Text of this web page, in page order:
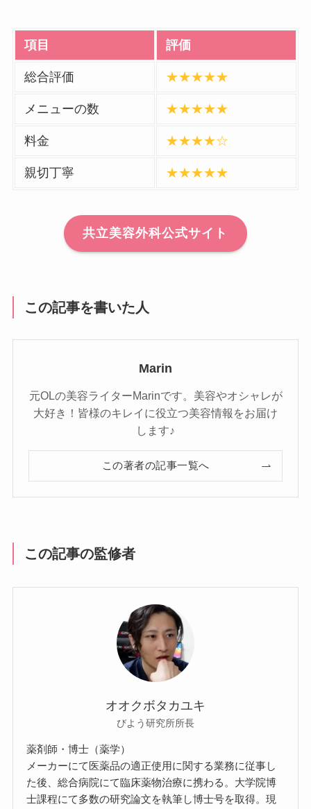
項目 評価
総合評価 ★★★★★
メニューの数 ★★★★★
料金 ★★★★☆
親切丁寧 ★★★★★
共立美容外科公式サイト
この記事を書いた人
Marin
元OLの美容ライターMarinです。美容やオシャレが
大好き！皆様のキレイに役立つ美容情報をお届け
します♪
この著者の記事一覧へ
この記事の監修者
オオクボタカユキ
びよう研究所所長
薬剤師・博士（薬学）
メーカーにて医薬品の適正使用に関する業務に従事し
た後、総合病院にて臨床薬物治療に携わる。大学院博
士課程にて多数の研究論文を執筆し博士号を取得。現